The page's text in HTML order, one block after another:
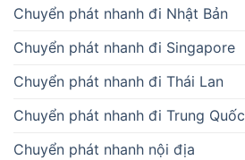
Chuyển phát nhanh đi Nhật Bản
Chuyển phát nhanh đi Singapore
Chuyển phát nhanh đi Thái Lan
Chuyển phát nhanh đi Trung Quốc
Chuyển phát nhanh nội địa